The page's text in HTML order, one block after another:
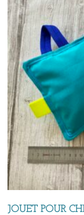
JOUET POUR